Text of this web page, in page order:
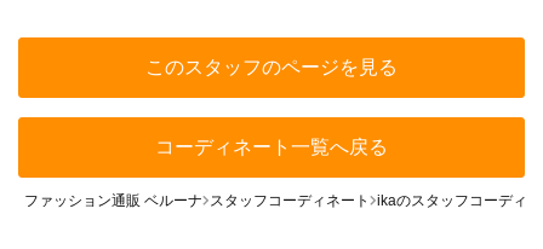
このスタッフのページを見る
コーディネート一覧へ戻る
ファッション通販 ベルーナ スタッフコーディネート ikaのスタッフコーディ